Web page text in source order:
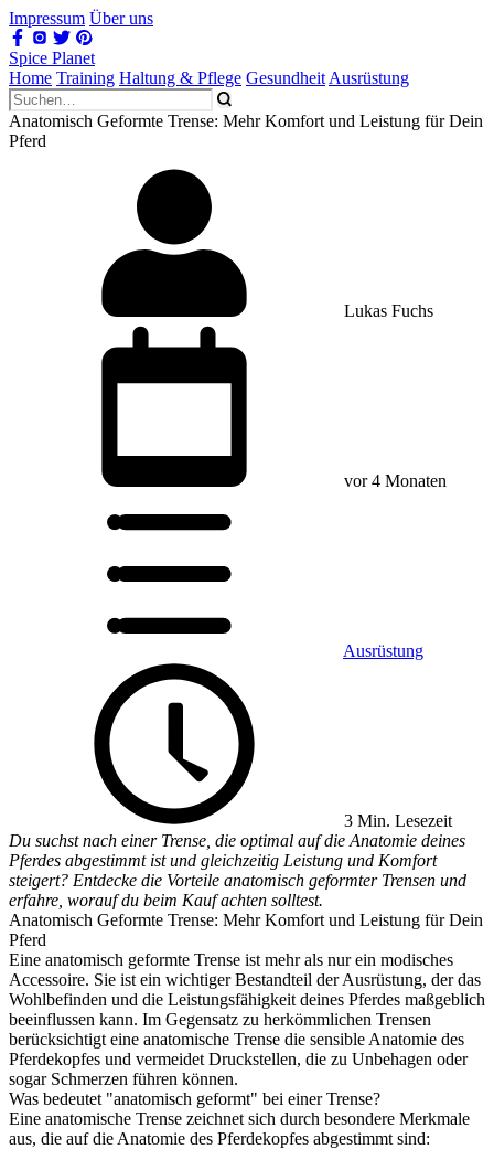
Impressum Über uns
Spice Planet
Home Training Haltung & Pflege Gesundheit Ausrüstung
Anatomisch Geformte Trense: Mehr Komfort und Leistung für Dein
Pferd
Lukas Fuchs
vor 4 Monaten
Ausrüstung
3 Min. Lesezeit
Du suchst nach einer Trense, die optimal auf die Anatomie deines
Pferdes abgestimmt ist und gleichzeitig Leistung und Komfort
steigert? Entdecke die Vorteile anatomisch geformter Trensen und
erfahre, worauf du beim Kauf achten solltest.
Anatomisch Geformte Trense: Mehr Komfort und Leistung für Dein
Pferd
Eine anatomisch geformte Trense ist mehr als nur ein modisches
Accessoire. Sie ist ein wichtiger Bestandteil der Ausrüstung, der das
Wohlbefinden und die Leistungsfähigkeit deines Pferdes maßgeblich
beeinflussen kann. Im Gegensatz zu herkömmlichen Trensen
berücksichtigt eine anatomische Trense die sensible Anatomie des
Pferdekopfes und vermeidet Druckstellen, die zu Unbehagen oder
sogar Schmerzen führen können.
Was bedeutet "anatomisch geformt" bei einer Trense?
Eine anatomische Trense zeichnet sich durch besondere Merkmale
aus, die auf die Anatomie des Pferdekopfes abgestimmt sind: